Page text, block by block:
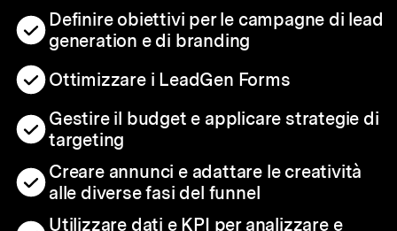
Definire obiettivi per le campagne di lead
generation e di branding
Ottimizzare i LeadGen Forms
Gestire il budget e applicare strategie di
targeting
Creare annunci e adattare le creatività
alle diverse fasi del funnel
Utilizzare dati e KPI per analizzare e